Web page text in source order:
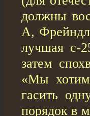
должны
А,
лучшая с-
затем
«Мы
гасить
порядок в